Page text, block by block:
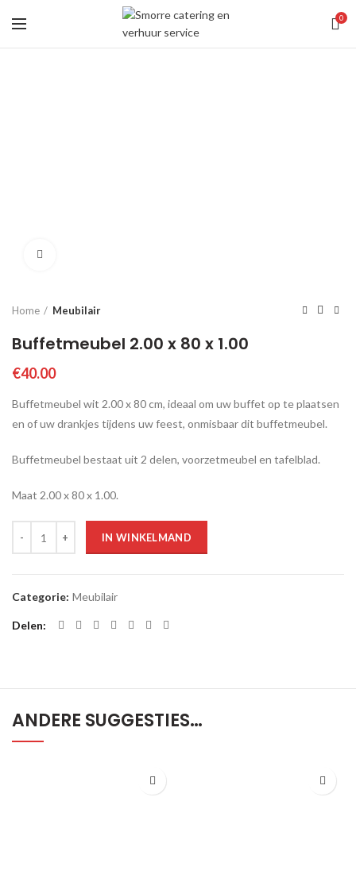
0
Home Meubilair
Buffetmeubel 2.00 x 80 x 1.00
€40.00
Buffetmeubel wit 2.00 x 80 cm, ideaal om uw buffet op te plaatsen
en of uw drankjes tijdens uw feest, onmisbaar dit buffetmeubel.
Buffetmeubel bestaat uit 2 delen, voorzetmeubel en tafelblad.
Maat 2.00 x 80 x 1.00.
IN WINKELMAND
Categorie: Meubilair
Delen
ANDERE SUGGESTIES…